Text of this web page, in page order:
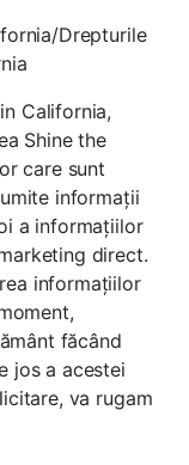
Drepturile
California,
Shine the
care sunt
informații
a informațiilor
direct.
informațiilor
făcând
jos a acestei
va rugam